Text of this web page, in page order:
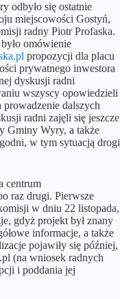
odbyło się ostatnie
miejscowości Gostyń,
radny Piotr Profaska.
omówienie
propozycji dla placu
prywatnego inwestora
dyskusji radni
wszyscy opowiedzieli
prowadzenie dalszych
radni zajęli się jeszcze
Gminy Wyry, a także
w tym sytuacją drogi
centrum
raz drugi. Pierwsze
w dniu 22 listopada,
gdyż projekt był znany
informacje, a także
pojawiły się później,
(na wniosek radnych
i poddania jej